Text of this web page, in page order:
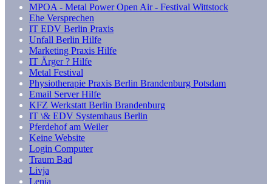
MPOA - Metal Power Open Air - Festival Wittstock
Ehe Versprechen
IT EDV Berlin Praxis
Unfall Berlin Hilfe
Marketing Praxis Hilfe
IT Ärger ? Hilfe
Metal Festival
Physiotherapie Praxis Berlin Brandenburg Potsdam
Email Server Hilfe
KFZ Werkstatt Berlin Brandenburg
IT \& EDV Systemhaus Berlin
Pferdehof am Weiler
Keine Website
Login Computer
Traum Bad
Livja
Lenja